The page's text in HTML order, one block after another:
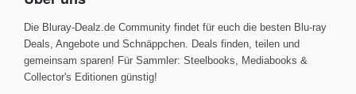
Die Bluray-Dealz.de Community findet für euch die besten Blu-ray
Deals, Angebote und Schnäppchen. Deals finden, teilen und
gemeinsam sparen! Für Sammler: Steelbooks, Mediabooks &
Collector's Editionen günstig!